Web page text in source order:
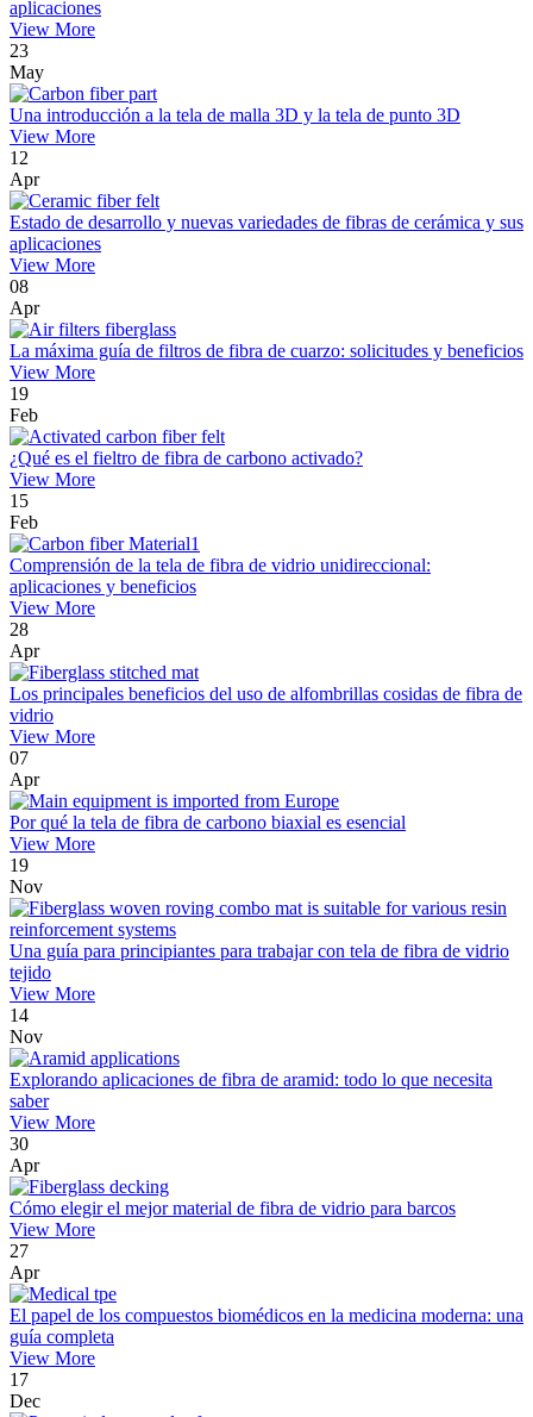
aplicaciones
View More
23
May
Una introducción a la tela de malla 3D y la tela de punto 3D
View More
12
Apr
Estado de desarrollo y nuevas variedades de fibras de cerámica y sus
aplicaciones
View More
08
Apr
La máxima guía de filtros de fibra de cuarzo: solicitudes y beneficios
View More
19
Feb
¿Qué es el fieltro de fibra de carbono activado?
View More
15
Feb
Comprensión de la tela de fibra de vidrio unidireccional:
aplicaciones y beneficios
View More
28
Apr
Los principales beneficios del uso de alfombrillas cosidas de fibra de
vidrio
View More
07
Apr
Por qué la tela de fibra de carbono biaxial es esencial
View More
19
Nov
Una guía para principiantes para trabajar con tela de fibra de vidrio
tejido
View More
14
Nov
Explorando aplicaciones de fibra de aramid: todo lo que necesita
saber
View More
30
Apr
Cómo elegir el mejor material de fibra de vidrio para barcos
View More
27
Apr
El papel de los compuestos biomédicos en la medicina moderna: una
guía completa
View More
17
Dec